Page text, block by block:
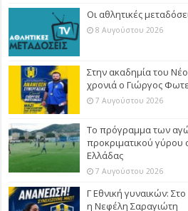
Οι αθλητικές
8 Αυγούστου 2026
Στην ακαδημία του
χρονιά ο Γιώργος
7 Αυγούστου 2026
Το πρόγραμμα των
προκριματικού
Ελλάδας
7 Αυγούστου 2026
Γ Εθνική γυναικών:
η Νεφέλη Σαραγιώτη